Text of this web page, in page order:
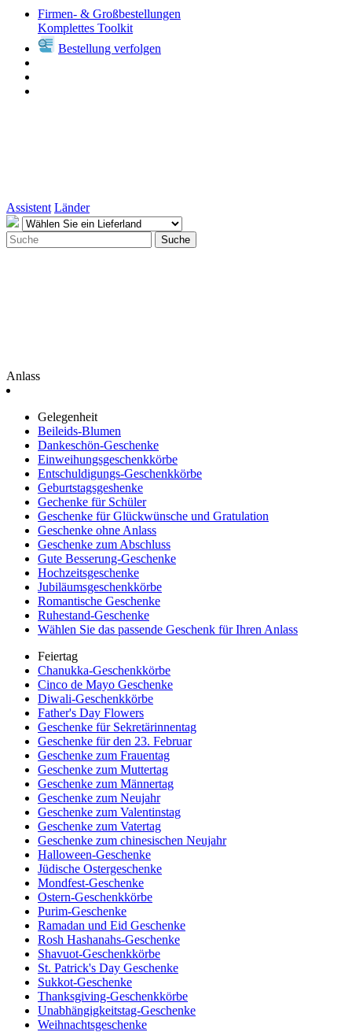
Firmen- & Großbestellungen
Komplettes Toolkit
Bestellung verfolgen
Assistent Länder
Suche
Anlass
Gelegenheit
Beileids-Blumen
Dankeschön-Geschenke
Einweihungsgeschenkkörbe
Entschuldigungs-Geschenkkörbe
Geburtstagsgeshenke
Gechenke für Schüler
Geschenke für Glückwünsche und Gratulation
Geschenke ohne Anlass
Geschenke zum Abschluss
Gute Besserung-Geschenke
Hochzeitsgeschenke
Jubiläumsgeschenkkörbe
Romantische Geschenke
Ruhestand-Geschenke
Wählen Sie das passende Geschenk für Ihren Anlass
Feiertag
Chanukka-Geschenkkörbe
Cinco de Mayo Geschenke
Diwali-Geschenkkörbe
Father's Day Flowers
Geschenke für Sekretärinnentag
Geschenke für den 23. Februar
Geschenke zum Frauentag
Geschenke zum Muttertag
Geschenke zum Männertag
Geschenke zum Neujahr
Geschenke zum Valentinstag
Geschenke zum Vatertag
Geschenke zum chinesischen Neujahr
Halloween-Geschenke
Jüdische Ostergeschenke
Mondfest-Geschenke
Ostern-Geschenkkörbe
Purim-Geschenke
Ramadan und Eid Geschenke
Rosh Hashanahs-Geschenke
Shavuot-Geschenkkörbe
St. Patrick's Day Geschenke
Sukkot-Geschenke
Thanksgiving-Geschenkkörbe
Unabhängigkeitstag-Geschenke
Weihnachtsgeschenke